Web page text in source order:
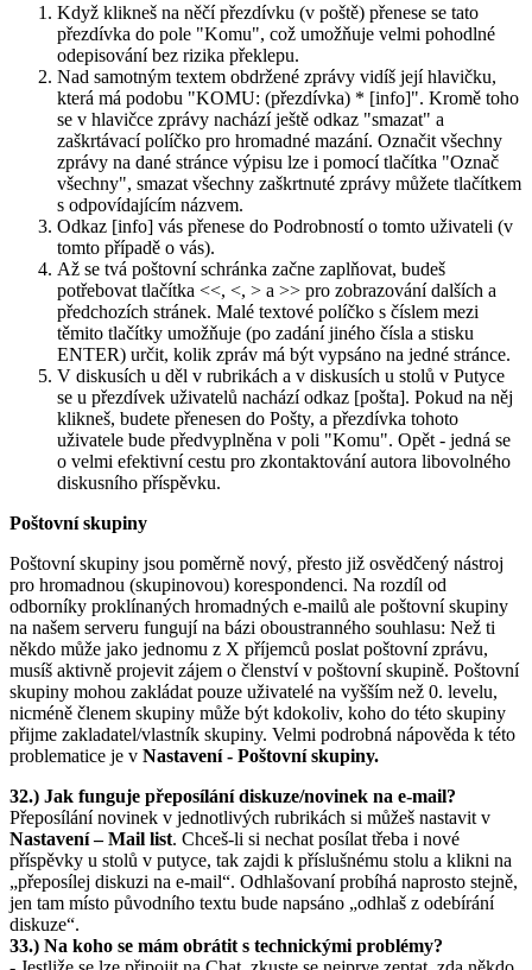
Když klikneš na něčí přezdívku (v poště) přenese se tato
přezdívka do pole "Komu", což umožňuje velmi pohodlné
odepisování bez rizika překlepu.
Nad samotným textem obdržené zprávy vidíš její hlavičku,
která má podobu "KOMU: (přezdívka) * [info]". Kromě toho
se v hlavičce zprávy nachází ještě odkaz "smazat" a
zaškrtávací políčko pro hromadné mazání. Označit všechny
zprávy na dané stránce výpisu lze i pomocí tlačítka "Označ
všechny", smazat všechny zaškrtnuté zprávy můžete tlačítkem
s odpovídajícím názvem.
Odkaz [info] vás přenese do Podrobností o tomto uživateli (v
tomto případě o vás).
Až se tvá poštovní schránka začne zaplňovat, budeš
potřebovat tlačítka <<, <, > a >> pro zobrazování dalších a
předchozích stránek. Malé textové políčko s číslem mezi
těmito tlačítky umožňuje (po zadání jiného čísla a stisku
ENTER) určit, kolik zpráv má být vypsáno na jedné stránce.
V diskusích u děl v rubrikách a v diskusích u stolů v Putyce
se u přezdívek uživatelů nachází odkaz [pošta]. Pokud na něj
klikneš, budete přenesen do Pošty, a přezdívka tohoto
uživatele bude předvyplněna v poli "Komu". Opět - jedná se
o velmi efektivní cestu pro zkontaktování autora libovolného
diskusního příspěvku.
Poštovní skupiny
Poštovní skupiny jsou poměrně nový, přesto již osvědčený nástroj
pro hromadnou (skupinovou) korespondenci. Na rozdíl od
odborníky proklínaných hromadných e-mailů ale poštovní skupiny
na našem serveru fungují na bázi oboustranného souhlasu: Než ti
někdo může jako jednomu z X příjemců poslat poštovní zprávu,
musíš aktivně projevit zájem o členství v poštovní skupině. Poštovní
skupiny mohou zakládat pouze uživatelé na vyšším než 0. levelu,
nicméně členem skupiny může být kdokoliv, koho do této skupiny
přijme zakladatel/vlastník skupiny. Velmi podrobná nápověda k této
problematice je v Nastavení - Poštovní skupiny.
32.) Jak funguje přeposílání diskuze/novinek na e-mail?
Přeposílání novinek v jednotlivých rubrikách si můžeš nastavit v
Nastavení – Mail list. Chceš-li si nechat posílat třeba i nové
příspěvky u stolů v putyce, tak zajdi k příslušnému stolu a klikni na
„přeposílej diskuzi na e-mail“. Odhlašovaní probíhá naprosto stejně,
jen tam místo původního textu bude napsáno „odhlaš z odebírání
diskuze“.
33.) Na koho se mám obrátit s technickými problémy?